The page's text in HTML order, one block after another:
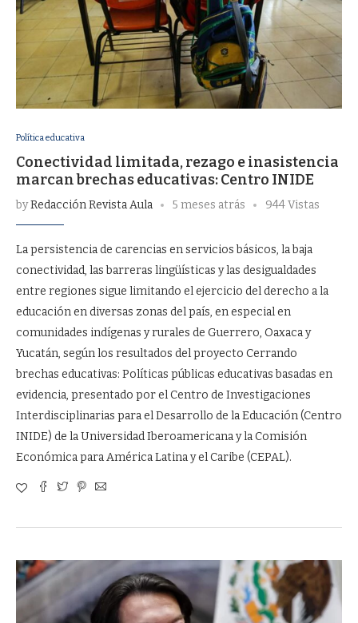
Política educativa
Conectividad limitada, rezago e inasistencia
marcan brechas educativas: Centro INIDE
byRedacción Revista Aula 5 meses atrás 944 Vistas
La persistencia de carencias en servicios básicos, la baja
conectividad, las barreras lingüísticas y las desigualdades
entre regiones sigue limitando el ejercicio del derecho a la
educación en diversas zonas del país, en especial en
comunidades indígenas y rurales de Guerrero, Oaxaca y
Yucatán, según los resultados del proyecto Cerrando
brechas educativas: Políticas públicas educativas basadas en
evidencia, presentado por el Centro de Investigaciones
Interdisciplinarias para el Desarrollo de la Educación (Centro
INIDE) de la Universidad Iberoamericana y la Comisión
Económica para América Latina y el Caribe (CEPAL).